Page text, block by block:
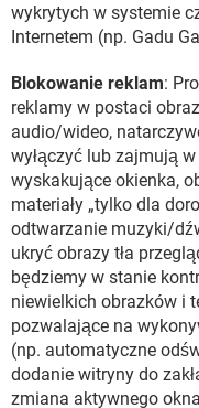
wykrytych w systemie
Internetem (np. Gadu
Blokowanie reklam:
reklamy w postaci
audio/wideo,
wyłączyć lub zajmują
wyskakujące okienka,
materiały „tylko dla
odtwarzanie muzyki/
ukryć obrazy tła
będziemy w stanie
niewielkich obrazków i
pozwalające na
(np. automatyczne
dodanie witryny do
zmiana aktywnego